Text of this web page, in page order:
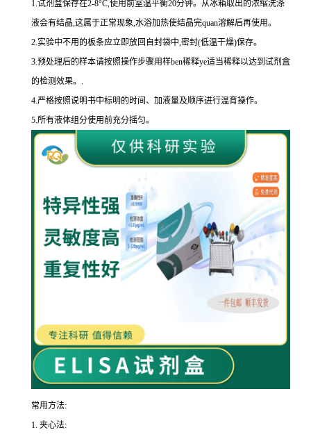
1.试剂盒保存在2-8°C,使用前室温平衡20分钟。从冰箱取出的浓缩洗涤
液会有结晶,这属于正常现象,水浴加热使结晶完quan溶解后再使用。
2.实验中不用的板条应立即放回自封袋中,密封(低温干燥)保存。
3.预处理后的样本请按照操作步骤用样ben稀释ye适当稀释以达到试剂盒
的检测效果。 .
4.严格按照说明书中标明的时间、加液量及顺序进行温育操作。
5.所有液体组分使用前充分摇匀。
常用方法:
1. 夹心法: